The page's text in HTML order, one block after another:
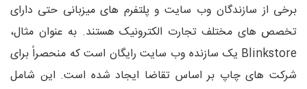
برخی از سازندگان وب سایت و پلتفرم های میزبانی حتی دارای
تخصص های مختلف تجارت الکترونیک هستند. به عنوان مثال،
Blinkstore یک سازنده وب سایت رایگان است که منحصراً برای
شرکت های چاپ بر اساس تقاضا ایجاد شده است. این شامل